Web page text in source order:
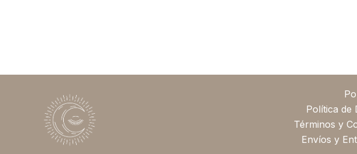
Política de
Términos y
Envíos y